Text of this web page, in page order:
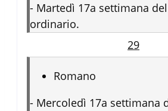
- Martedì 17a settimana
ordinario.
29
Romano
- Mercoledì 17a settimana